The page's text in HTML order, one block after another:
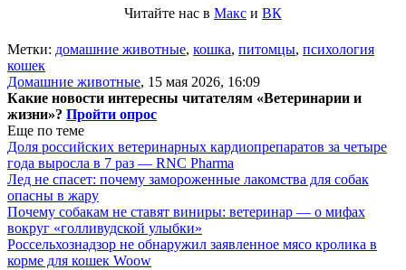
Читайте нас в Макс и ВК
Метки: домашние животные, кошка, питомцы, психология
кошек
Домашние животные, 15 мая 2026, 16:09
Какие новости интересны читателям «Ветеринарии и
жизни»? Пройти опрос
Еще по теме
Доля российских ветеринарных кардиопрепаратов за четыре
года выросла в 7 раз — RNC Pharma
Лед не спасет: почему замороженные лакомства для собак
опасны в жару
Почему собакам не ставят виниры: ветеринар — о мифах
вокруг «голливудской улыбки»
Россельхознадзор не обнаружил заявленное мясо кролика в
корме для кошек Woow